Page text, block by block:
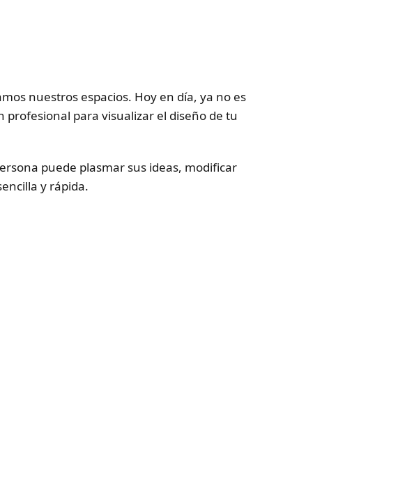
nuestros espacios. Hoy en día, ya no es
para visualizar el diseño de tu
puede plasmar sus ideas, modificar
y rápida.